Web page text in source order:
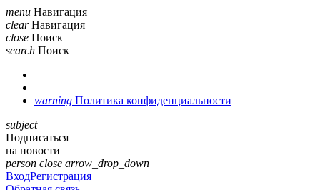
menu Навигация
clear Навигация
close Поиск
search Поиск
warning Политика конфиденциальности
subject
Подписаться
на новости
person close arrow_drop_down
ВходРегистрация